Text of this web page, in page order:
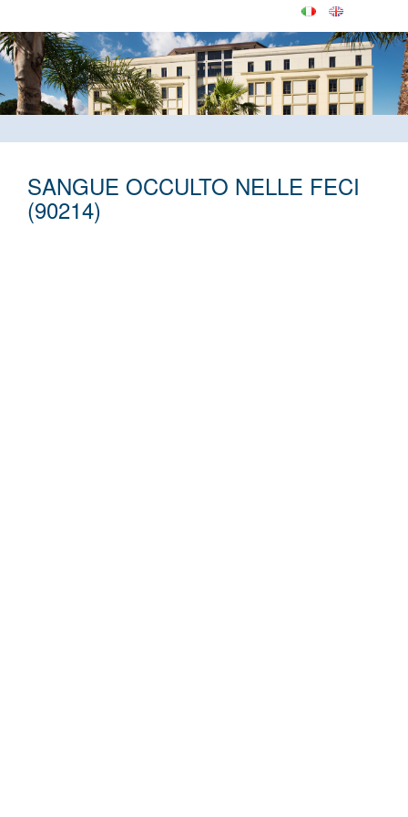
SANGUE OCCULTO NELLE FECI
(90214)